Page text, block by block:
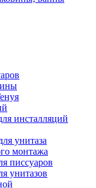
инсталляций
унитаза
монтажа
писсуаров
унитазов